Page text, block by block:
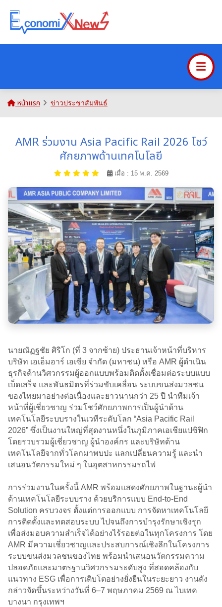
หน้าแรก ข่าวประชาสัมพันธ์
AMR ร่วมงาน Asia Pacific Rail 2026 โชว์
ศักยภาพด้านเทคโนโลยี
เมื่อ : 15 พ.ค. 2569
นายณัฏฐชัย ศิริโก (ที่ 3 จากซ้าย) ประธานเจ้าหน้าที่บริหาร
บริษัท เอเอ็มอาร์ เอเซีย จำกัด (มหาชน) หรือ AMR ผู้ดำเนิน
ธุรกิจด้านวิศวกรรมผู้ออกแบบพร้อมติดตั้งเชื่อมต่อระบบแบบ
เบ็ดเสร็จ และพันธมิตรที่ร่วมขับเคลื่อน ระบบขนส่งมวลชน
ของไทยมาอย่างต่อเนื่องและยาวนานกว่า 25 ปี นำทีมเจ้า
หน้าที่ผู้เชี่ยวชาญ ร่วมโชว์ศักยภาพการเป็นผู้นำด้าน
เทคโนโลยีระบบรางในเวทีระดับโลก “Asia Pacific Rail
2026” ซึ่งเป็นงานใหญ่ที่สุดงานหนึ่งในภูมิภาคเอเชียแปซิฟิก
โดยรวบรวมผู้เชี่ยวชาญ ผู้นำองค์กร และบริษัทด้าน
เทคโนโลยีจากทั่วโลกมาพบปะ แลกเปลี่ยนความรู้ และนำ
เสนอนวัตกรรมใหม่ ๆ ในอุตสาหกรรมรถไฟ
การร่วมงานในครั้งนี้ AMR พร้อมแสดงศักยภาพในฐานะผู้นำ
ด้านเทคโนโลยีระบบราง ด้วยบริการแบบ End-to-End
Solution ครบวงจร ตั้งแต่การออกแบบ การจัดหาเทคโนโลยี
การติดตั้งและทดสอบระบบ ไปจนถึงการบำรุงรักษาเชิงรุก
เพื่อส่งมอบความสำเร็จได้อย่างไร้รอยต่อในทุกโครงการ โดย
AMR มีความเชี่ยวชาญและประสบการณ์เชิงลึกในโครงการ
ระบบขนส่งมวลชนของไทย พร้อมนำเสนอนวัตกรรมความ
ปลอดภัยและมาตรฐานวิศวกรรมระดับสูง ที่สอดคล้องกับ
แนวทาง ESG เพื่อการเติบโตอย่างยั่งยืนในระยะยาว งานดัง
กล่าวจัดขึ้นระหว่างวันที่ 6–7 พฤษภาคม 2569 ณ ไบเทค
บางนา กรุงเทพฯ